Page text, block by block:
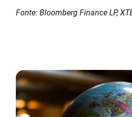
Fonte: Bloomberg Finance LP,